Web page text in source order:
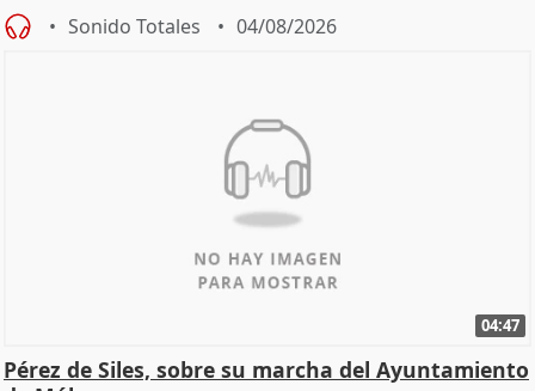
Sonido Totales 04/08/2026
04:47
Pérez de Siles, sobre su marcha del Ayuntamiento